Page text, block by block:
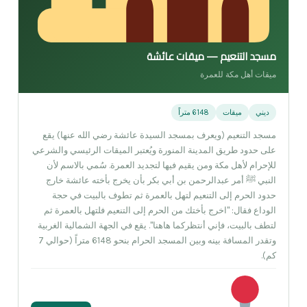
مسجد التنعيم — ميقات عائشة
ميقات أهل مكة للعمرة
ديني ميقات 6148 متراً
مسجد التنعيم (ويعرف بمسجد السيدة عائشة رضي الله عنها) يقع
على حدود طريق المدينة المنورة ويُعتبر الميقات الرئيسي والشرعي
للإحرام لأهل مكة ومن يقيم فيها لتجديد العمرة. سُمي بالاسم لأن
النبي ﷺ أمر عبدالرحمن بن أبي بكر بأن يخرج بأخته عائشة خارج
حدود الحرم إلى التنعيم لتهل بالعمرة ثم تطوف بالبيت في حجة
الوداع فقال: "اخرج بأختك من الحرم إلى التنعيم فلتهل بالعمرة ثم
لتطف بالبيت، فإني أنتظركما هاهنا". يقع في الجهة الشمالية الغربية
وتقدر المسافة بينه وبين المسجد الحرام بنحو 6148 متراً (حوالي 7
كم).